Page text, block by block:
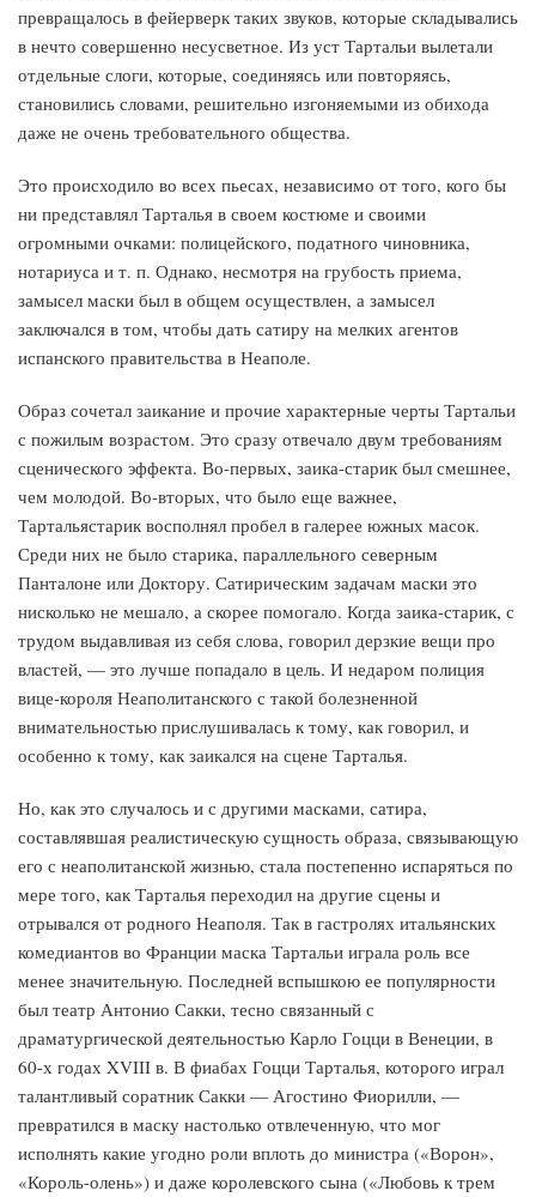
превращалось в фейерверк таких звуков, которые складывались
в нечто совершенно несусветное. Из уст Тартальи вылетали
отдельные слоги, которые, соединяясь или повторяясь,
становились словами, решительно изгоняемыми из обихода
даже не очень требовательного общества.
Это происходило во всех пьесах, независимо от того, кого бы
ни представлял Тарталья в своем костюме и своими
огромными очками: полицейского, податного чиновника,
нотариуса и т. п. Однако, несмотря на грубость приема,
замысел маски был в общем осуществлен, а замысел
заключался в том, чтобы дать сатиру на мелких агентов
испанского правительства в Неаполе.
Образ сочетал заикание и прочие характерные черты Тартальи
с пожилым возрастом. Это сразу отвечало двум требованиям
сценического эффекта. Во-первых, заика-старик был смешнее,
чем молодой. Во-вторых, что было еще важнее,
Тартальястарик восполнял пробел в галерее южных масок.
Среди них не было старика, параллельного северным
Панталоне или Доктору. Сатирическим задачам маски это
нисколько не мешало, а скорее помогало. Когда заика-старик, с
трудом выдавливая из себя слова, говорил дерзкие вещи про
властей, — это лучше попадало в цель. И недаром полиция
вице-короля Неаполитанского с такой болезненной
внимательностью прислушивалась к тому, как говорил, и
особенно к тому, как заикался на сцене Тарталья.
Но, как это случалось и с другими масками, сатира,
составлявшая реалистическую сущность образа, связывающую
его с неаполитанской жизнью, стала постепенно испаряться по
мере того, как Тарталья переходил на другие сцены и
отрывался от родного Неаполя. Так в гастролях итальянских
комедиантов во Франции маска Тартальи играла роль все
менее значительную. Последней вспышкою ее популярности
был театр Антонио Сакки, тесно связанный с
драматургической деятельностью Карло Гоцци в Венеции, в
60-х годах XVIII в. В фиабах Гоцци Тарталья, которого играл
талантливый соратник Сакки — Агостино Фиорилли, —
превратился в маску настолько отвлеченную, что мог
исполнять какие угодно роли вплоть до министра («Ворон»,
«Король-олень») и даже королевского сына («Любовь к трем